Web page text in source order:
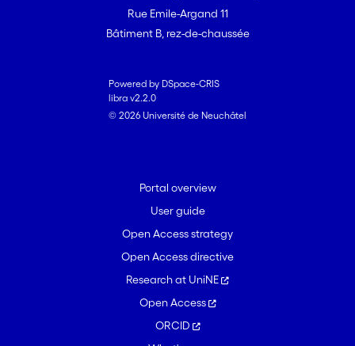
Rue Emile-Argand 11
Bâtiment B, rez-de-chaussée
Powered by DSpace-CRIS
libra v2.2.0
© 2026 Université de Neuchâtel
Portal overview
User guide
Open Access strategy
Open Access directive
Research at UniNE
Open Access
ORCID